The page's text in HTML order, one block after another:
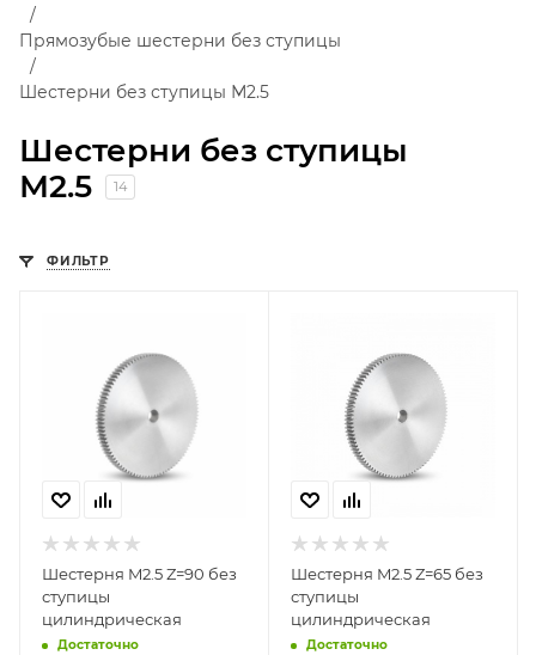
Шестерни без ступицы
М2.5
14
Прямозубые шестерни без ступицы
Шестерни без ступицы М2.5
ФИЛЬТР
Шестерня M2.5 Z=90 без
ступицы
цилиндрическая
Достаточно
Шестерня M2.5 Z=65 без
ступицы
цилиндрическая
Достаточно